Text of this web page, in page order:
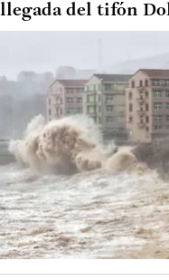
llegada del tifón